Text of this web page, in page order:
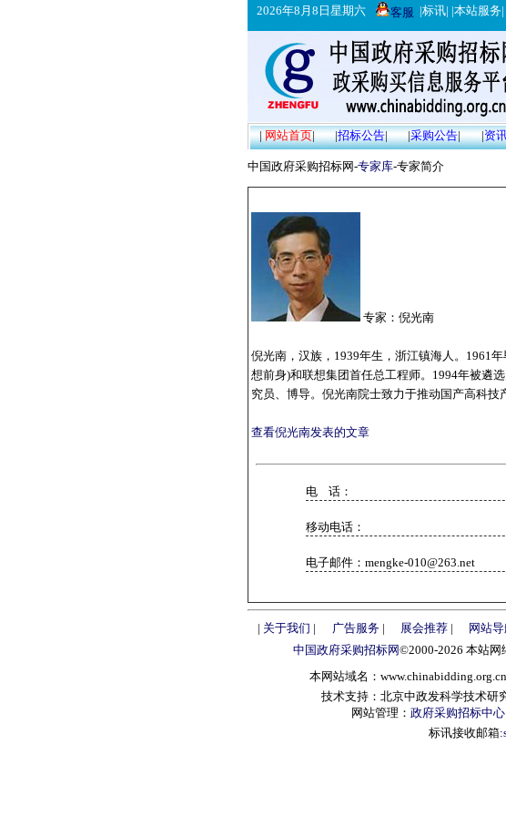
2026年8月8日星期六 客服 |标讯| |本站服务|
|网站首页| |招标公告| |采购公告| |资
中国政府采购招标网-专家库-专家简介
专家：倪光南
倪光南，汉族，1939年生，浙江镇海人。1961
想前身)和联想集团首任总工程师。1994年被遴
究员、博导。倪光南院士致力于推动国产高科技
查看倪光南发表的文章
电 话：
移动电话：
电子邮件：mengke-010@263.net
| 关于我们 | 广告服务| 展会推荐| 网站导
中国政府采购招标网©2000-2026 本站
本网站域名：www.chinabidding.org.cn
技术支持：北京中政发科学技术研
网站管理： 政府采购招标中心
标讯接收邮箱: